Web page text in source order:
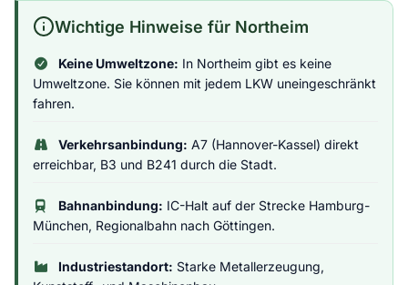
Wichtige Hinweise für Northeim
Keine Umweltzone: In Northeim gibt es keine
Umweltzone. Sie können mit jedem LKW uneingeschränkt
fahren.
Verkehrsanbindung: A7 (Hannover-Kassel) direkt
erreichbar, B3 und B241 durch die Stadt.
Bahnanbindung: IC-Halt auf der Strecke Hamburg-
München, Regionalbahn nach Göttingen.
Industriestandort: Starke Metallerzeugung,